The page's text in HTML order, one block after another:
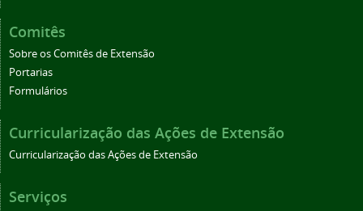
Comitês
Sobre os Comitês de Extensão
Portarias
Formulários
Curricularização das Ações de Extensão
Curricularização das Ações de Extensão
Serviços